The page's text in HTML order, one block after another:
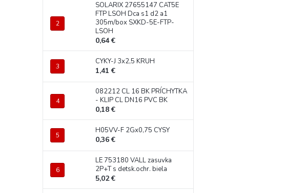
SOLARIX 27655147 CAT5E
FTP LSOH Dca s1 d2 a1
305m/box SXKD-5E-FTP-
LSOH
0,64 €
CYKY-J 3x2,5 KRUH
1,41 €
082212 CL 16 BK PRÍCHYTKA
- KLIP CL DN16 PVC BK
0,18 €
H05VV-F 2Gx0,75 CYSY
0,36 €
LE 753180 VALL zasuvka
2P+T s detsk.ochr. biela
5,02 €